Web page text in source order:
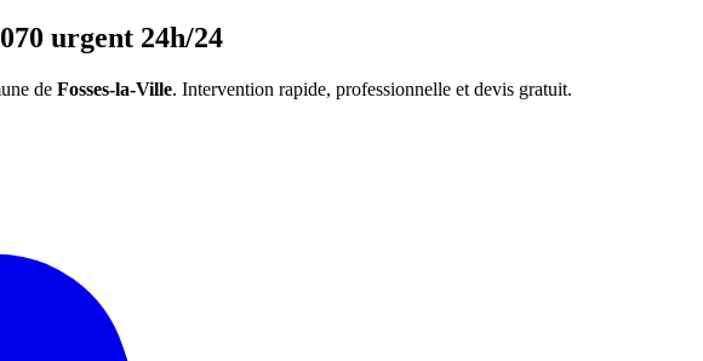
urgent 24h/24
de Fosses-la-Ville. Intervention rapide, professionnelle et devis gratuit.